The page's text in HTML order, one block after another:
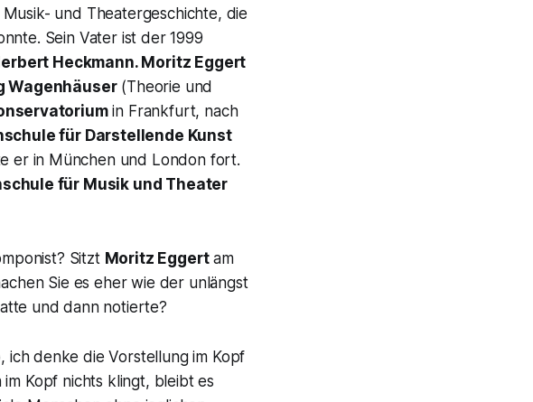
und Theatergeschichte, die
Sein Vater ist der 1999
Heckmann. Moritz Eggert
Wagenhäuser(Theorie und
in Frankfurt, nach
für Darstellende Kunst
er in München und London fort.
für Musik und Theater
Sitzt Moritz Eggertam
Sie es eher wie der unlängst
und dann notierte?
ich denke die Vorstellung im Kopf
Kopf nichts klingt, bleibt es